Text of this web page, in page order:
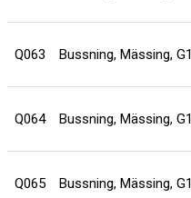
Q063 Bussning, Mässing,
Q064 Bussning, Mässing,
Q065 Bussning, Mässing,